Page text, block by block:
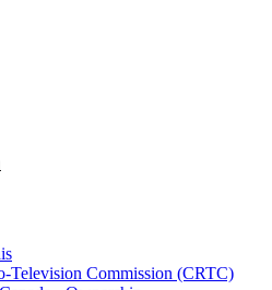
Television Commission (CRTC)